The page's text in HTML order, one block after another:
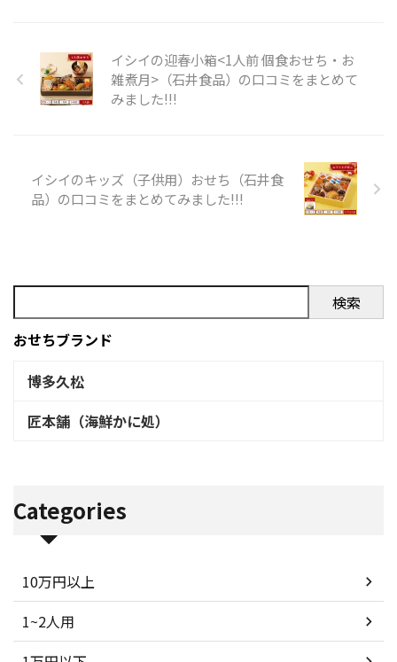
「大」か「谷」のどちらかが
名前に入った方も対象 ...
人用）」のXでの口コミ 横浜の
お正月は魚久のおせちです
pic.twitter.com/OCaFed7nkl—
は、一年のうちでお正月だけ
です
銀だらと、さけ。
弱火でじっっっっくり焼 ...
イシイの迎春小箱<1人前 個食おせち・お
雑煮月>（石井食品）の口コミをまとめて
みました!!!
イシイのキッズ（子供用）おせち（石井食
品）の口コミをまとめてみました!!!
検索
おせちブランド
博多久松
匠本舗（海鮮かに処）
Categories
10万円以上
1~2人用